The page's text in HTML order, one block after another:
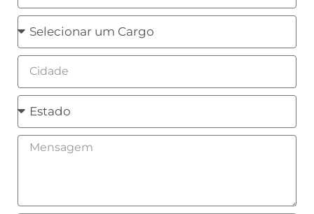
Cargo
Cidade
Estado
Mensagem